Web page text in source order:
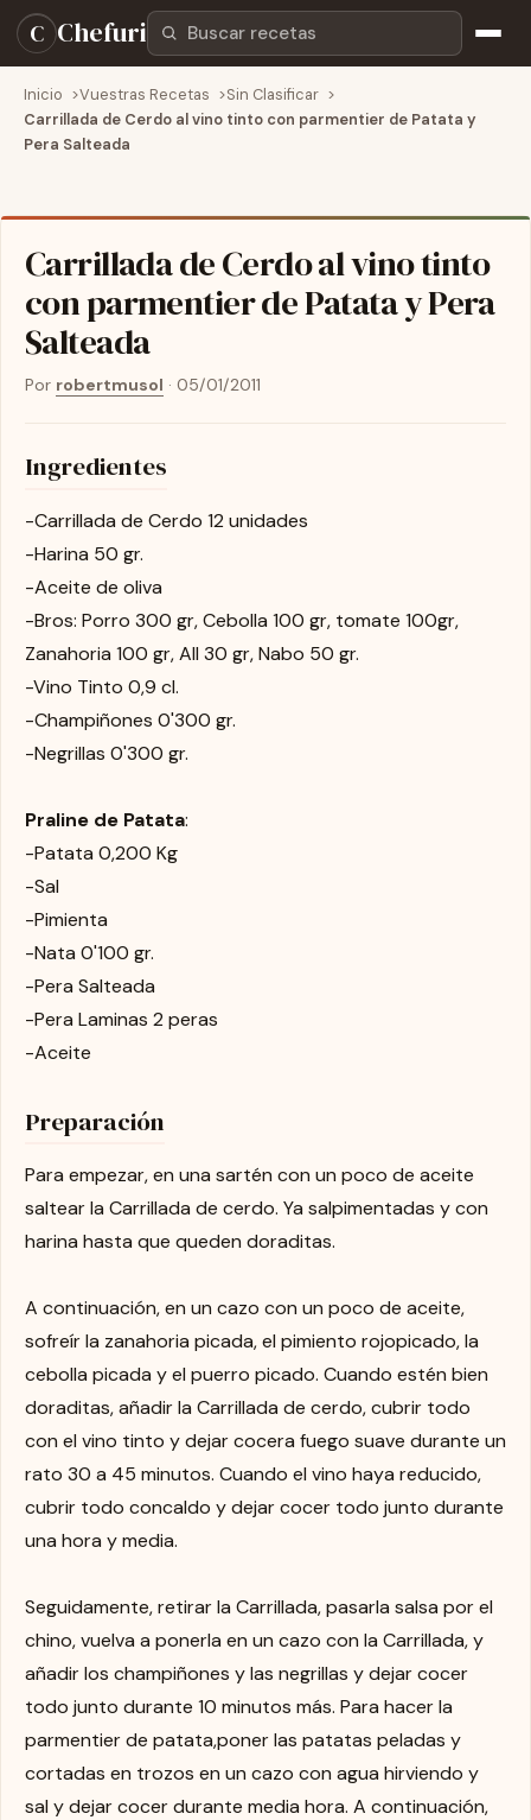
C ChefuriBuscar recetas
Inicio Vuestras Recetas
Sin Clasificar
Carrillada de Cerdo al vino tinto con parmentier de Patata y
Pera Salteada
Carrillada de Cerdo al vino tinto
con parmentier de Patata y Pera
Salteada
Por robertmusol · 05/01/2011
Ingredientes
-Carrillada de Cerdo 12 unidades
-Harina 50 gr.
-Aceite de oliva
-Bros: Porro 300 gr, Cebolla 100 gr, tomate 100gr,
Zanahoria 100 gr, All 30 gr, Nabo 50 gr.
-Vino Tinto 0,9 cl.
-Champiñones 0'300 gr.
-Negrillas 0'300 gr.
Praline de Patata:
-Patata 0,200 Kg
-Sal
-Pimienta
-Nata 0'100 gr.
-Pera Salteada
-Pera Laminas 2 peras
-Aceite
Preparación
Para empezar, en una sartén con un poco de aceite
saltear la Carrillada de cerdo. Ya salpimentadas y con
harina hasta que queden doraditas.
A continuación, en un cazo con un poco de aceite,
sofreír la zanahoria picada, el pimiento rojopicado, la
cebolla picada y el puerro picado. Cuando estén bien
doraditas, añadir la Carrillada de cerdo, cubrir todo
con el vino tinto y dejar cocera fuego suave durante un
rato 30 a 45 minutos. Cuando el vino haya reducido,
cubrir todo concaldo y dejar cocer todo junto durante
una hora y media.
Seguidamente, retirar la Carrillada, pasarla salsa por el
chino, vuelva a ponerla en un cazo con la Carrillada, y
añadir los champiñones y las negrillas y dejar cocer
todo junto durante 10 minutos más. Para hacer la
parmentier de patata,poner las patatas peladas y
cortadas en trozos en un cazo con agua hirviendo y
sal y dejar cocer durante media hora. A continuación,